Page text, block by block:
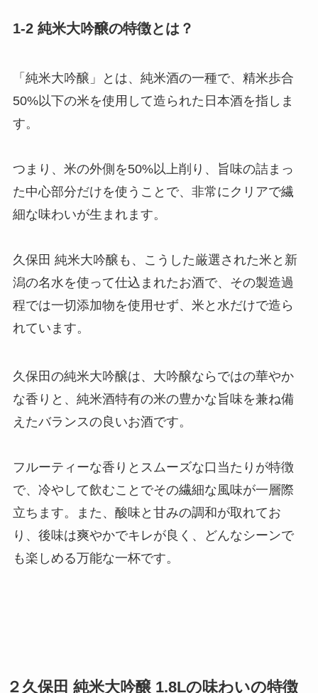
1-2 純米大吟醸の特徴とは？
「純米大吟醸」とは、純米酒の一種で、精米歩合
50%以下の米を使用して造られた日本酒を指しま
す。
つまり、米の外側を50%以上削り、旨味の詰まっ
た中心部分だけを使うことで、非常にクリアで繊
細な味わいが生まれます。
久保田 純米大吟醸も、こうした厳選された米と新
潟の名水を使って仕込まれたお酒で、その製造過
程では一切添加物を使用せず、米と水だけで造ら
れています。
久保田の純米大吟醸は、大吟醸ならではの華やか
な香りと、純米酒特有の米の豊かな旨味を兼ね備
えたバランスの良いお酒です。
フルーティーな香りとスムーズな口当たりが特徴
で、冷やして飲むことでその繊細な風味が一層際
立ちます。また、酸味と甘みの調和が取れてお
り、後味は爽やかでキレが良く、どんなシーンで
も楽しめる万能な一杯です。
２久保田 純米大吟醸 1.8Lの味わいの特徴